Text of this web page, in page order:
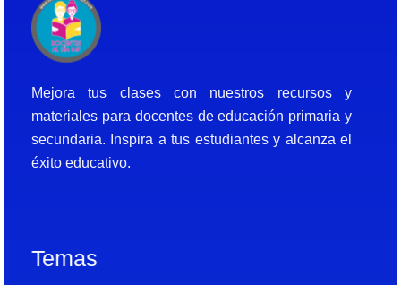
Mejora tus clases con nuestros recursos y
materiales para docentes de educación primaria y
secundaria. Inspira a tus estudiantes y alcanza el
éxito educativo.
Temas